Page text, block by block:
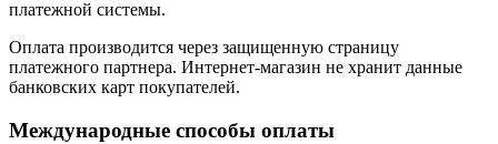
платежной системы.
Оплата производится через защищенную страницу
платежного партнера. Интернет-магазин не хранит данные
банковских карт покупателей.
Международные способы оплаты